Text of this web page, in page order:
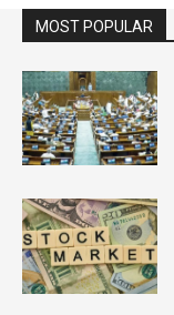
MOST POPULAR